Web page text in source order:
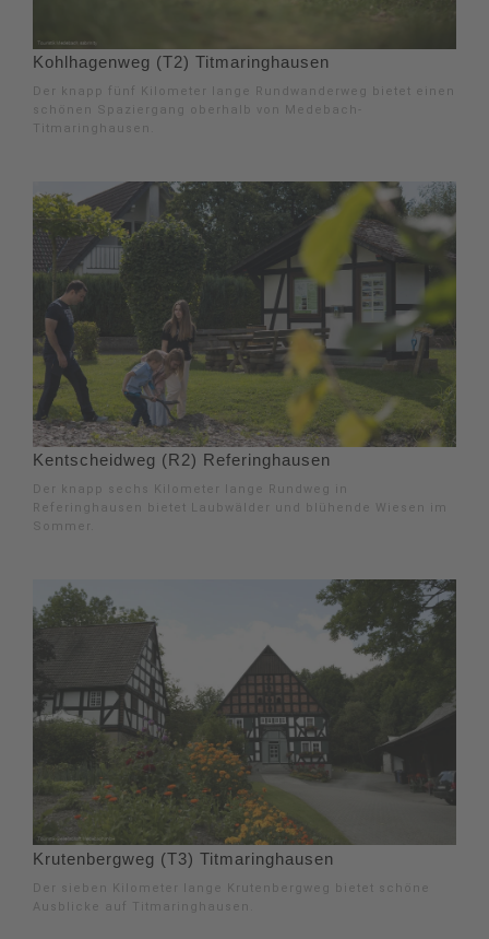
Kohlhagenweg (T2) Titmaringhausen
Der knapp fünf Kilometer lange Rundwanderweg bietet einen
schönen Spaziergang oberhalb von Medebach-
Titmaringhausen.
Kentscheidweg (R2) Referinghausen
Der knapp sechs Kilometer lange Rundweg in
Referinghausen bietet Laubwälder und blühende Wiesen im
Sommer.
Krutenbergweg (T3) Titmaringhausen
Der sieben Kilometer lange Krutenbergweg bietet schöne
Ausblicke auf Titmaringhausen.